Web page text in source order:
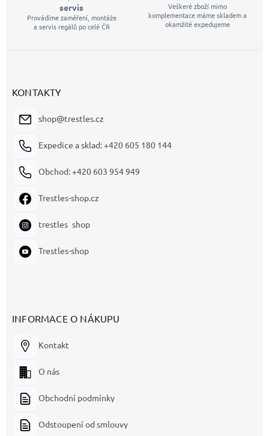
servis
Provádíme zaměření, montáže
a servis regálů po celé ČR
Veškeré zboží mimo
komplementace máme skladem a
okamžitě expedujeme
KONTAKTY
shop@trestles.cz
Expedice a sklad: +420 605 180 144
Obchod: +420 603 954 949
Trestles-shop.cz
trestles_shop
Trestles-shop
INFORMACE O NÁKUPU
Kontakt
O nás
Obchodní podmínky
Odstoupení od smlouvy